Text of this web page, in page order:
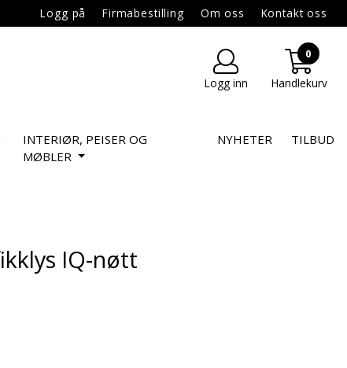
Logg på Firmabestilling Om oss Kontakt oss
Logg inn
0
Handlekurv
INTERIØR, PEISER OG
MØBLER
NYHETER TILBUD
IQ-nøtt